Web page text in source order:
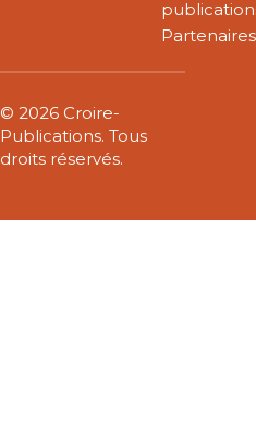
Partenaires
© 2026 Croire-
Publications. Tous
droits réservés.